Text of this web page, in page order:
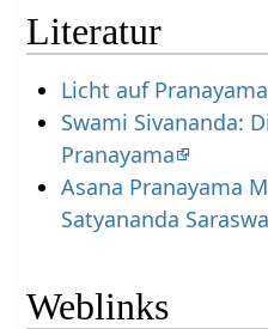
Literatur
Licht auf
Swami Sivananda:
Pranayama
Asana Pranayama
Satyananda
Weblinks